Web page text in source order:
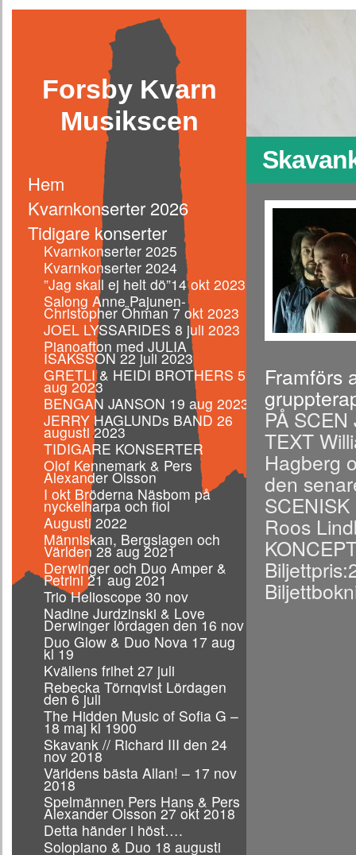
Hem
Kvarnkonserter 2026
Tidigare konserter
Kvarnkonserter 2025
Kvarnkonserter 2024
”Jag skall ej helt dö”14 okt 2023
Salong Anne Pajunen-
Christopher Öhman 7 okt 2023
JOEL LYSSARIDES 8 juli 2023
Pianoafton med JULIA
ISAKSSON 22 juli 2023
GRETLI & HEIDI BROTHERS 5
aug 2023
BENGAN JANSON 19 aug 2023
JERRY HAGLUNDs BAND 26
augusti 2023
TIDIGARE KONSERTER
Olof Kennemark & Pers
Alexander Olsson
I okt Bröderna Näsbom på
nyckelharpa och fiol
Augusti 2022
Människan, Bergslagen och
Världen 28 aug 2021
Derwinger och Duo Amper &
Petrini 21 aug 2021
Trio Helioscope 30 nov
Nadine Jurdzinski & Love
Derwinger lördagen den 16 nov
Duo Glow & Duo Nova 17 aug
kl 19
Kvällens frihet 27 juli
Rebecka Törnqvist Lördagen
den 6 juli
The Hidden Music of Sofia G –
18 maj kl 1900
Skavank // Richard III den 24
nov 2018
Världens bästa Allan! – 17 nov
2018
Spelmännen Pers Hans & Pers
Alexander Olsson 27 okt 2018
Detta händer i höst….
Solopiano & Duo 18 augusti
Forsby Kvarn
Musikscen
Framförs
PÅ
TEXT
Hagberg
den
SCENISK
Roos